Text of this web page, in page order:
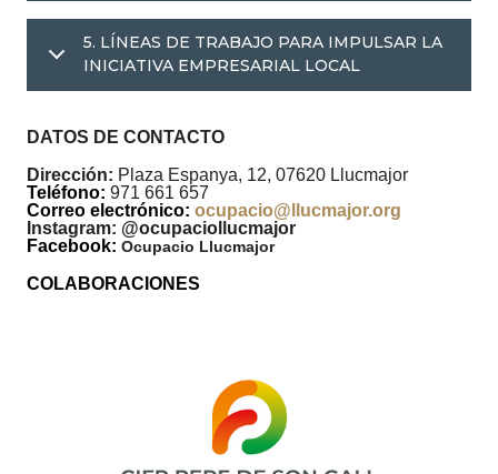
5. LÍNEAS DE TRABAJO PARA IMPULSAR LA
INICIATIVA EMPRESARIAL LOCAL
DATOS DE CONTACTO
Dirección: Plaza Espanya, 12, 07620 Llucmajor
Teléfono: 971 661 657
Correo electrónico: ocupacio@llucmajor.org
Instagram: @ocupaciollucmajor
Facebook: Ocupacio Llucmajor
COLABORACIONES